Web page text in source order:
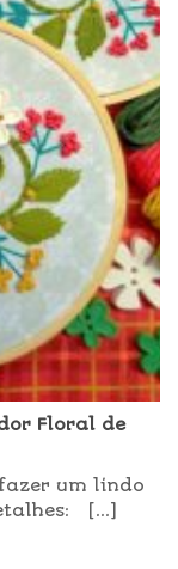
Floral de
um lindo
[...]